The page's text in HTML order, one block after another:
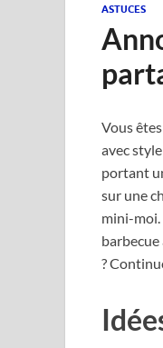
ASTUCES
Vous
avec
portant
sur une
mini-moi.
?